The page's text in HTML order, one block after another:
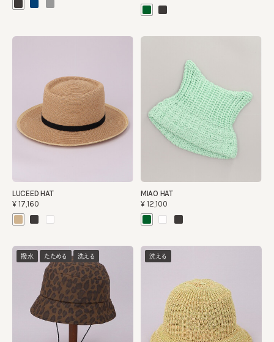
LUCEED HAT
¥17,160
MIAO HAT
¥12,100
撥水 たためる 洗える 洗える